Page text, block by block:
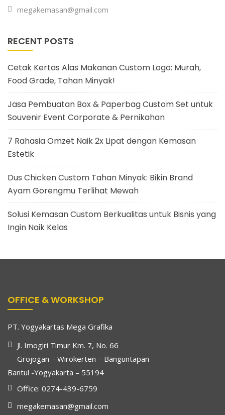
megakemasan@gmail.com
RECENT POSTS
Cetak Kertas Alas Makanan Custom Logo: Murah,
Food Grade, Tahan Minyak!
Jasa Pembuatan Box & Paperbag Custom Set untuk
Souvenir Event Corporate & Pernikahan
7 Rahasia Omzet Naik 2x Lipat dengan Kemasan
Estetik
Dus Chicken Custom Tahan Minyak: Bikin Brand
Ayam Gorengmu Terlihat Mewah
Solusi Kemasan Custom Berkualitas untuk Bisnis yang
Ingin Naik Kelas
OFFICE & WORKSHOP
PT. Yogyakartas Mega Grafika
Jl. Imogiri Timur Km. 7, No. 66
Grojogan – Wirokerten – Banguntapan
Bantul -Yogyakarta – 55194
Office: 0274-439-6759
megakemasan@gmail.com